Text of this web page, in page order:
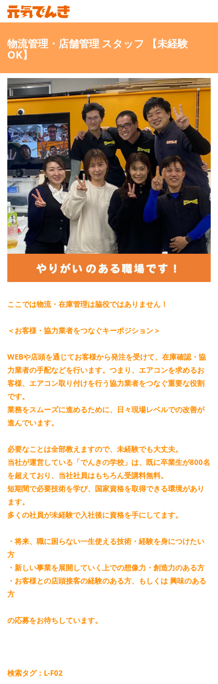
物流管理・店舗管理 スタッフ 【未経験
OK】
ここでは物流・在庫管理は脇役ではありません！
＜お客様・協力業者をつなぐキーポジション＞
WEBや店頭を通じてお客様から発注を受けて、在庫確認・協
力業者の手配などを行います。つまり、エアコンを求めるお
客様、エアコン取り付けを行う協力業者をつなぐ重要な役割
です。
業務をスムーズに進めるために、日々現場レベルでの改善が
進んでいます。
必要なことは全部教えますので、未経験でも大丈夫。
当社が運営している「でんきの学校」は、既に卒業生が800名
を超えており、当社社員はもちろん受講料無料。
短期間で必要技術を学び、国家資格を取得できる環境があり
ます。
多くの社員が未経験で入社後に資格を手にしてます。
・将来、職に困らない一生使える技術・経験を身につけたい
方
・新しい事業を展開していく上での想像力・創造力のある方
・お客様との店頭接客の経験のある方、もしくは 興味のある
方
の応募をお待ちしています。
検索タグ：L-F02